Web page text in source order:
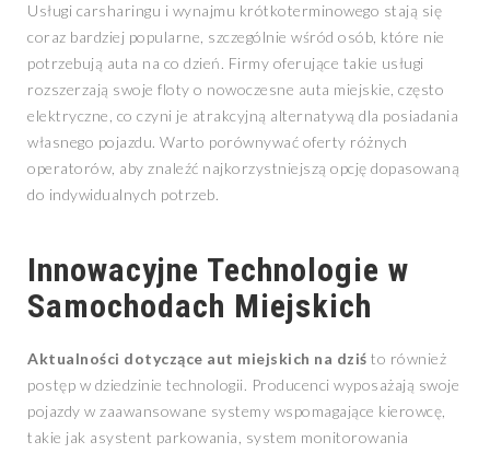
Usługi carsharingu i wynajmu krótkoterminowego stają się
coraz bardziej popularne, szczególnie wśród osób, które nie
potrzebują auta na co dzień. Firmy oferujące takie usługi
rozszerzają swoje floty o nowoczesne auta miejskie, często
elektryczne, co czyni je atrakcyjną alternatywą dla posiadania
własnego pojazdu. Warto porównywać oferty różnych
operatorów, aby znaleźć najkorzystniejszą opcję dopasowaną
do indywidualnych potrzeb.
Innowacyjne Technologie w
Samochodach Miejskich
Aktualności dotyczące aut miejskich na dziś to również
postęp w dziedzinie technologii. Producenci wyposażają swoje
pojazdy w zaawansowane systemy wspomagające kierowcę,
takie jak asystent parkowania, system monitorowania